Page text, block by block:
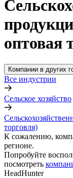
оптовая
Компании в других
Все индустрии
Сельское хозяйство
торговля)
К сожалению,
регионе.
Попробуйте
посмотреть
HeadHunter